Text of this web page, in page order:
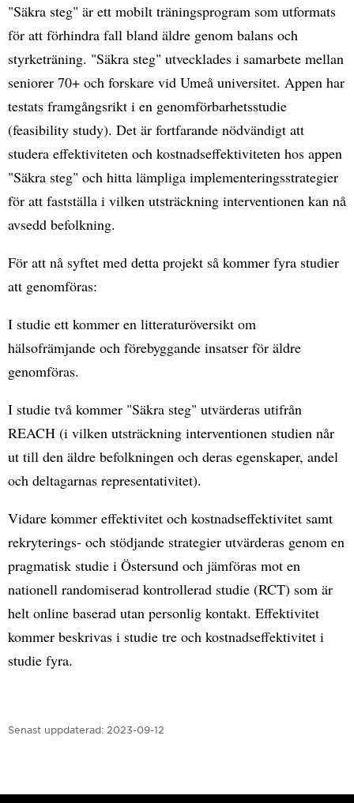
"Säkra steg" är ett mobilt träningsprogram som utformats
för att förhindra fall bland äldre genom balans och
styrketräning. "Säkra steg" utvecklades i samarbete mellan
seniorer 70+ och forskare vid Umeå universitet. Appen har
testats framgångsrikt i en genomförbarhetsstudie
(feasibility study). Det är fortfarande nödvändigt att
studera effektiviteten och kostnadseffektiviteten hos appen
"Säkra steg" och hitta lämpliga implementeringsstrategier
för att fastställa i vilken utsträckning interventionen kan nå
avsedd befolkning.
För att nå syftet med detta projekt så kommer fyra studier
att genomföras:
I studie ett kommer en litteraturöversikt om
hälsofrämjande och förebyggande insatser för äldre
genomföras.
I studie två kommer "Säkra steg" utvärderas utifrån
REACH (i vilken utsträckning interventionen studien når
ut till den äldre befolkningen och deras egenskaper, andel
och deltagarnas representativitet).
Vidare kommer effektivitet och kostnadseffektivitet samt
rekryterings- och stödjande strategier utvärderas genom en
pragmatisk studie i Östersund och jämföras mot en
nationell randomiserad kontrollerad studie (RCT) som är
helt online baserad utan personlig kontakt. Effektivitet
kommer beskrivas i studie tre och kostnadseffektivitet i
studie fyra.
Senast uppdaterad: 2023-09-12